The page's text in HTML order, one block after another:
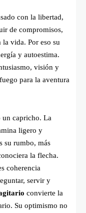
con la libertad,
de compromisos,
vida. Por eso su
y autoestima.
visión y
para la aventura
un capricho. La
ligero y
su rumbo, más
la flecha.
coherencia
servir y
convierte la
Su optimismo no